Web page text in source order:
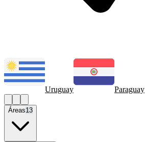
Uruguay Paraguay
Áreas13